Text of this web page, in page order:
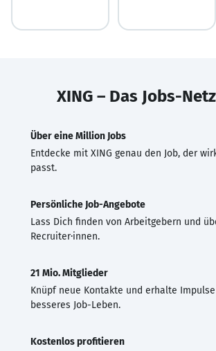
XING – Das Jobs-
Über eine Million Jobs
Entdecke mit XING genau den Job, der
passt.
Persönliche Job-Angebote
Lass Dich finden von Arbeitgebern und
Recruiter·innen.
21 Mio. Mitglieder
Knüpf neue Kontakte und erhalte
besseres Job-Leben.
Kostenlos profitieren